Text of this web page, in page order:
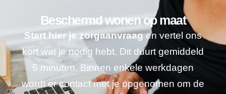
Beschermd wonen op maat
Start hier je zorgaanvraagen vertel ons
kort wat je nodig hebt. Dit duurt gemiddeld
5 minuten. Binnen enkele werkdagen
wordt er contact met je opgenomen om de